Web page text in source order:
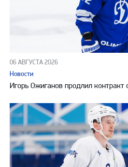
06 АВГУСТА 2026
Новости
Игорь Ожиганов продлил